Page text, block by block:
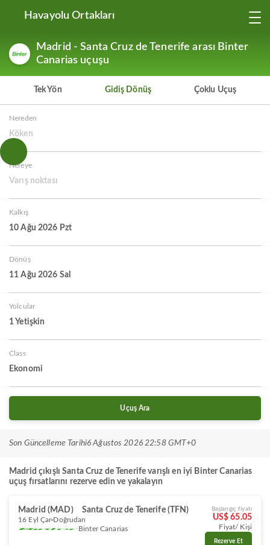
Havayolu Ortakları
Madrid - Santa Cruz de Tenerife arası Binter
Canarias uçuşu
Tek Yön Gidiş Dönüş Çoklu Uçuş
Nereden
Köken
Nereye
Varış noktası
Kalkış
10 Ağu 2026 Pzt
Dönüş
11 Ağu 2026 Sal
Yolcular
1 Yetişkin
Class
Ekonomi
Uçuş Ara
Son Güncelleme Tarihi6 Ağustos 2026 22:58 GMT+0
Madrid çıkışlı Santa Cruz de Tenerife varışlı en iyi Binter Canarias
uçuş fırsatlarını rezerve edin ve yakalayın
Madrid (MAD) Santa Cruz de Tenerife (TFN)
16 Eyl Çar Doğrudan
Binter Canarias
Başlangıç fiyatı
US$ 65.05
Fiyat/ Kişi
Rezerve Et